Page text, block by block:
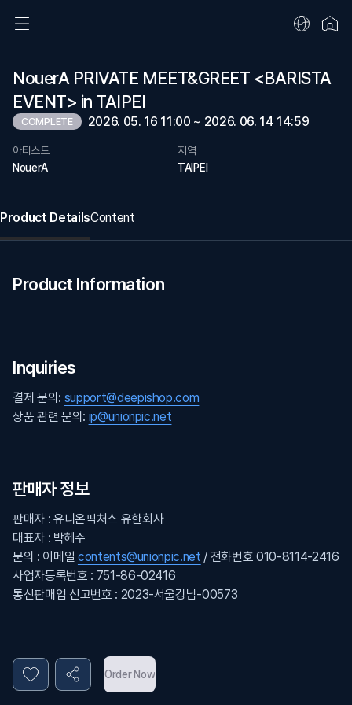
NouerA PRIVATE MEET&GREET <BARISTA
EVENT> in TAIPEI
COMPLETE 2026. 05. 16 11:00 ~ 2026. 06. 14 14:59
아티스트
NouerA
지역
TAIPEI
Product DetailsContent
Product Information
Inquiries
결제 문의: support@deepishop.com
상품 관련 문의: ip@unionpic.net
판매자 정보
판매자 : 유니온픽처스 유한회사
대표자 : 박헤주
문의 : 이메일 contents@unionpic.net / 전화번호 010-8114-2416
사업자등록번호 : 751-86-02416
통신판매업 신고번호 : 2023-서울강남-00573
Order Now